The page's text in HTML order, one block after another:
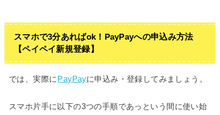
スマホで3分あればok！PayPayへの申込み方法
【ペイペイ新規登録】
では、実際に PayPayに申込み・登録してみましょう。
スマホ片手に以下の3つの手順であっという間に使い始